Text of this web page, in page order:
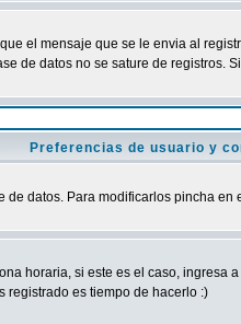
el mensaje que se le envia al
de datos no se sature de registros.
Preferencias de usuario y
de datos. Para modificarlos pincha en
horaria, si este es el caso,
registrado es tiempo de hacerlo :)